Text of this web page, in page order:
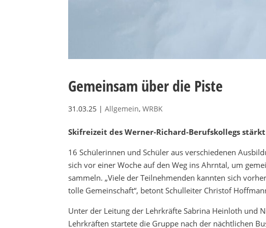
Gemeinsam über die Piste
31.03.25 |Allgemein,WRBK
Skifreizeit des Werner-Richard-Berufskollegs
16 Schülerinnen und Schüler aus verschiedenen
sich vor einer Woche auf den Weg ins Ahrntal, um
sammeln. „Viele der Teilnehmenden kannten sich
tolle Gemeinschaft“, betont Schulleiter Christof
Unter der Leitung der Lehrkräfte Sabrina Heinloth und
Lehrkräften startete die Gruppe nach der nächtlichen